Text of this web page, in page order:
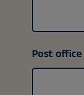
Post office